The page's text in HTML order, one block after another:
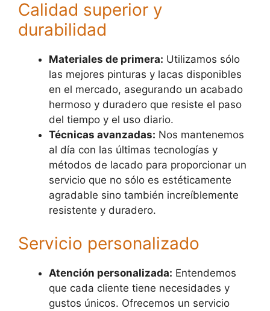
Calidad superior y
durabilidad
Materiales de primera: Utilizamos sólo
las mejores pinturas y lacas disponibles
en el mercado, asegurando un acabado
hermoso y duradero que resiste el paso
del tiempo y el uso diario.
Técnicas avanzadas: Nos mantenemos
al día con las últimas tecnologías y
métodos de lacado para proporcionar un
servicio que no sólo es estéticamente
agradable sino también increíblemente
resistente y duradero.
Servicio personalizado
Atención personalizada: Entendemos
que cada cliente tiene necesidades y
gustos únicos. Ofrecemos un servicio